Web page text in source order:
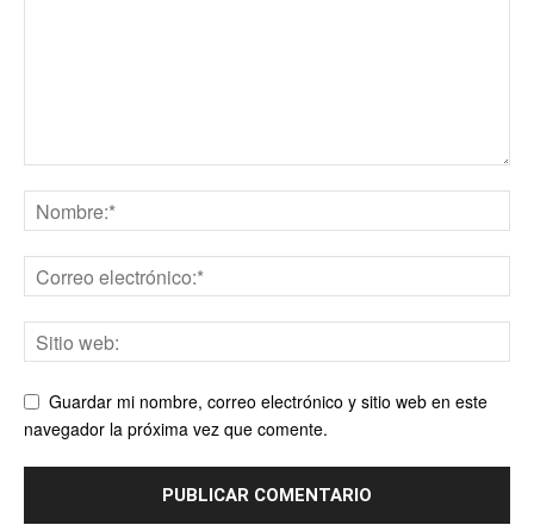
Guardar mi nombre, correo electrónico y sitio web en este
navegador la próxima vez que comente.